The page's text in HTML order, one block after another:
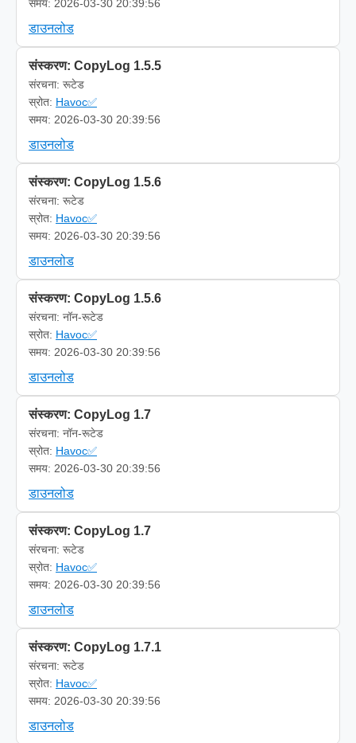
समय: 2026-03-30 20:39:56
डाउनलोड
संस्करण: CopyLog 1.5.5
संरचना: रूटेड
स्रोत: Havoc✅
समय: 2026-03-30 20:39:56
डाउनलोड
संस्करण: CopyLog 1.5.6
संरचना: रूटेड
स्रोत: Havoc✅
समय: 2026-03-30 20:39:56
डाउनलोड
संस्करण: CopyLog 1.5.6
संरचना: नॉन-रूटेड
स्रोत: Havoc✅
समय: 2026-03-30 20:39:56
डाउनलोड
संस्करण: CopyLog 1.7
संरचना: नॉन-रूटेड
स्रोत: Havoc✅
समय: 2026-03-30 20:39:56
डाउनलोड
संस्करण: CopyLog 1.7
संरचना: रूटेड
स्रोत: Havoc✅
समय: 2026-03-30 20:39:56
डाउनलोड
संस्करण: CopyLog 1.7.1
संरचना: रूटेड
स्रोत: Havoc✅
समय: 2026-03-30 20:39:56
डाउनलोड